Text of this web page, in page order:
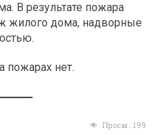
В результате пожара
жилого дома, надворные
пожарах нет.
Просм.: 199